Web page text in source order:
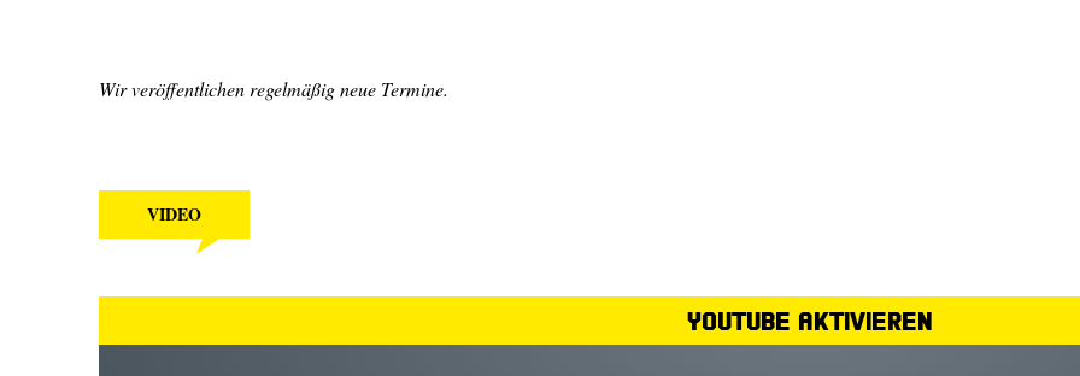
Wir veröffentlichen regelmäßig neue Termine.
VIDEO
YouTube aktivieren